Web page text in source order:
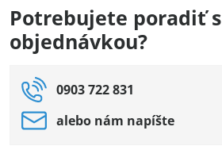
Potrebujete poradiť s
objednávkou?
0903 722 831
alebo nám napíšte